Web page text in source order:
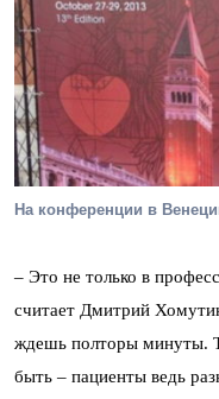
На конференции в
– Это не только в
считает Дмитрий
ждешь полторы минуты.
быть – пациенты ведь